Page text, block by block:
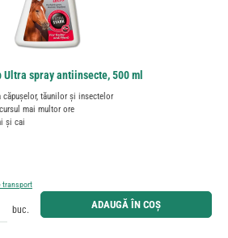
spray antiinsecte, 500 ml
tăunilor și insectelor
mai multor ore
și cai
transport
dorită sau utilizați butoanele pentru a mări sau micșora
buc. ADAUGĂ ÎN COȘ